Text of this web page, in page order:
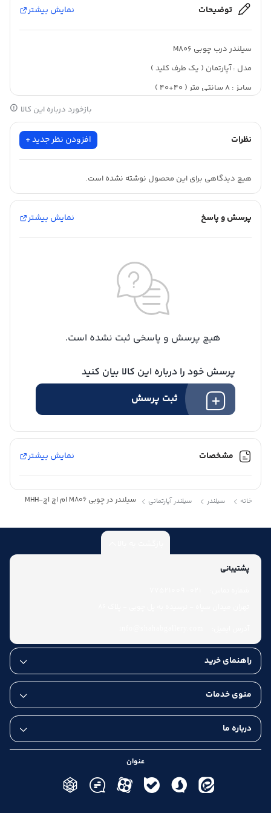
توضیحات نمایش بیشتر
سیلندر درب چوبی M806
مدل : آپارتمان ( یک طرف کلید )
سایز : ۸ سانتی متر ( ۴۰+۴۰ )
دارای ۵ سوئیچ برنج
بازخورد درباره این کالا
نظرات افزودن نظر جدید +
هیچ دیدگاهی برای این محصول نوشته نشده است.
پرسش و پاسخ نمایش بیشتر
هیچ پرسش و پاسخی ثبت نشده است.
پرسش خود را درباره این کالا بیان کنید
ثبت پرسش
مشخصات نمایش بیشتر
خانه سیلندر سیلندر آپارتمانی سیلندر در چوبی M806 ام اچ اچ-MHH
پشتیبانی
راهنمای خرید
منوی خدمات
درباره ما
عنوان